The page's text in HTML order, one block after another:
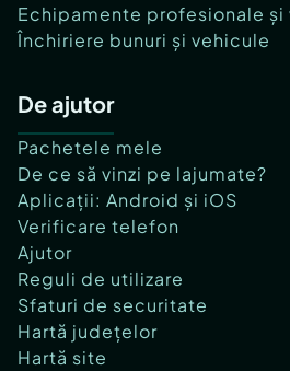
Echipamente profesionale și
Închiriere bunuri și vehicule
De ajutor
Pachetele mele
De ce să vinzi pe lajumate?
Aplicații: Android și iOS
Verificare telefon
Ajutor
Reguli de utilizare
Sfaturi de securitate
Hartă județelor
Hartă site